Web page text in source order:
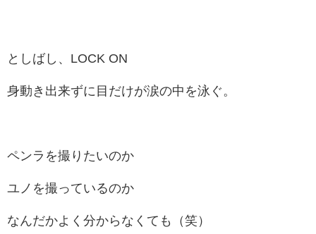
としばし、LOCK ON
身動き出来ずに目だけが涙の中を泳ぐ。
ペンラを撮りたいのか
ユノを撮っているのか
なんだかよく分からなくても（笑）